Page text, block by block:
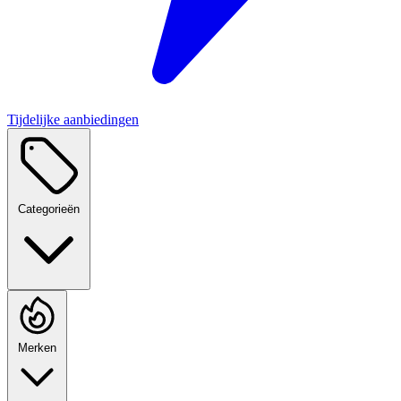
Tijdelijke aanbiedingen
Categorieën
Merken